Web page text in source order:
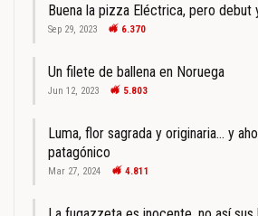
Buena la pizza Eléctrica, pero debut
Sep 29, 2023 6.370
Un filete de ballena en Noruega
Jun 12, 2023 5.803
Luma, flor sagrada y originaria… y
patagónico
Mar 27, 2024 4.811